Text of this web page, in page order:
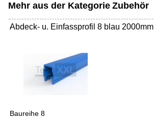
Mehr aus der Kategorie Zubehör
Abdeck- u. Einfassprofil 8 blau 2000mm
-
Baureihe 8